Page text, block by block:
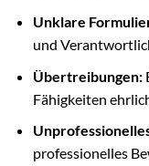
Unklare
und
Übertreibungen:
Fähigkeiten
professionelles